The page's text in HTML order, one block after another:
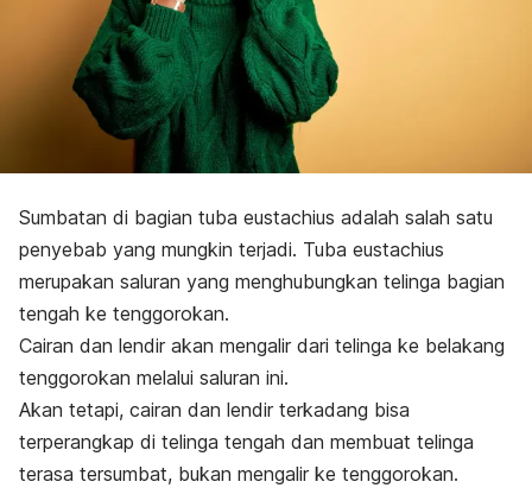
Sumbatan di bagian tuba eustachius adalah salah satu
penyebab yang mungkin terjadi. Tuba eustachius
merupakan saluran yang menghubungkan telinga bagian
tengah ke tenggorokan.
Cairan dan lendir akan mengalir dari telinga ke belakang
tenggorokan melalui saluran ini.
Akan tetapi, cairan dan lendir terkadang bisa
terperangkap di telinga tengah dan membuat telinga
terasa tersumbat, bukan mengalir ke tenggorokan.